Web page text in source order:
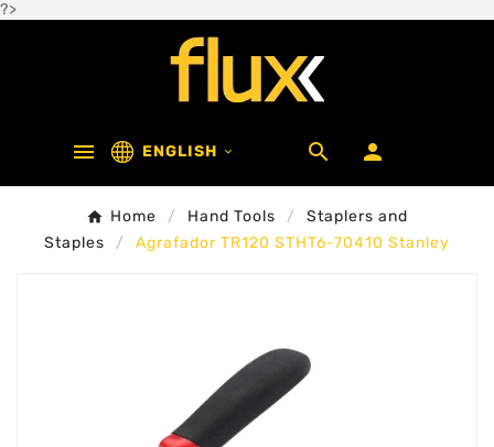
?>
 ENGLISH   
Home Hand Tools
Staplers and
Staples
Agrafador TR120 STHT6-70410 Stanley